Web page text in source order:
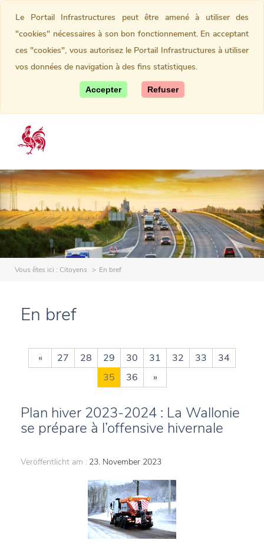
Vous êtes ici : Citoyens En bref
En bref
« 27 28 29 30 31 32 33
34
35
36 »
Plan hiver 2023-2024 : La Wallonie
se prépare à l’offensive hivernale
Veröffentlicht am : 23. November 2023
Le Portail Infrastructures peut être amené à utiliser des
"cookies" nécessaires à son bon fonctionnement. En acceptant
ces "cookies", vous autorisez le Portail Infrastructures à utiliser
vos données de navigation à des fins statistiques.
Accepter Refuser